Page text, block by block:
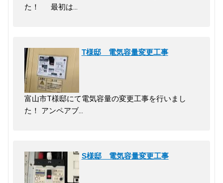
た！ 最初は…
T様邸 電気容量変更工事
富山市T様邸にて電気容量の変更工事を行いまし
た！ アンペアブ…
S様邸 電気容量変更工事